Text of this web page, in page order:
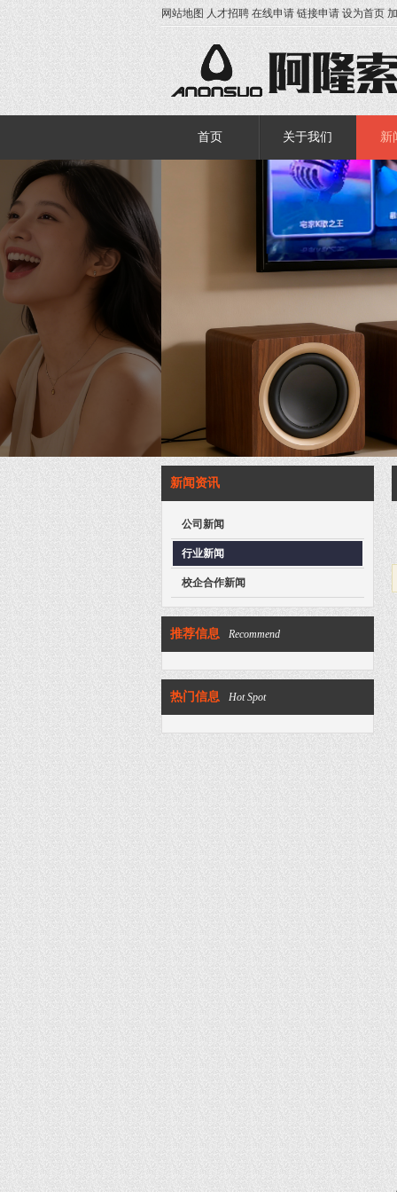
网站地图 人才招聘 在线申请 链接申请 设为首页
首页 关于我们 新
新闻资讯
公司新闻
行业新闻
校企合作新闻
推荐信息 Recommend
热门信息 Hot Spot